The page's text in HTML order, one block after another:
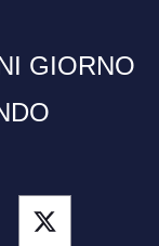
GIORNO